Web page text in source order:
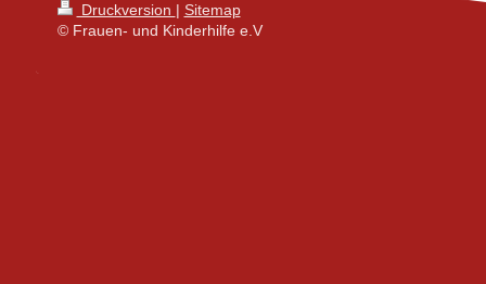
Druckversion | Sitemap
© Frauen- und Kinderhilfe e.V